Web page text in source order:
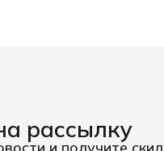
рассылку
и получите